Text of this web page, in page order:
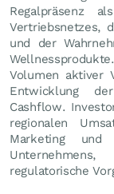
Regalpräsenz
Vertriebsnetzes,
und der
Volumen aktiver
Entwicklung
Cashflow.
regionalen
Marketing
regulatorische